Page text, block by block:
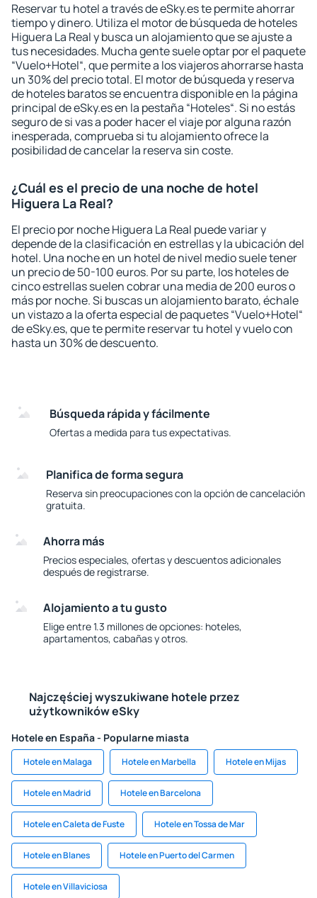
Reservar tu hotel a través de eSky.es te permite ahorrar
tiempo y dinero. Utiliza el motor de búsqueda de hoteles
Higuera La Real y busca un alojamiento que se ajuste a
tus necesidades. Mucha gente suele optar por el paquete
“Vuelo+Hotel“, que permite a los viajeros ahorrarse hasta
un 30% del precio total. El motor de búsqueda y reserva
de hoteles baratos se encuentra disponible en la página
principal de eSky.es en la pestaña “Hoteles“. Si no estás
seguro de si vas a poder hacer el viaje por alguna razón
inesperada, comprueba si tu alojamiento ofrece la
posibilidad de cancelar la reserva sin coste.
¿Cuál es el precio de una noche de hotel
Higuera La Real?
El precio por noche Higuera La Real puede variar y
depende de la clasificación en estrellas y la ubicación del
hotel. Una noche en un hotel de nivel medio suele tener
un precio de 50-100 euros. Por su parte, los hoteles de
cinco estrellas suelen cobrar una media de 200 euros o
más por noche. Si buscas un alojamiento barato, échale
un vistazo a la oferta especial de paquetes “Vuelo+Hotel“
de eSky.es, que te permite reservar tu hotel y vuelo con
hasta un 30% de descuento.
Búsqueda rápida y fácilmente
Ofertas a medida para tus expectativas.
Planifica de forma segura
Reserva sin preocupaciones con la opción de cancelación
gratuita.
Ahorra más
Precios especiales, ofertas y descuentos adicionales
después de registrarse.
Alojamiento a tu gusto
Elige entre 1.3 millones de opciones: hoteles,
apartamentos, cabañas y otros.
Najczęściej wyszukiwane hotele przez
użytkowników eSky
Hotele en España - Popularne miasta
Hotele en Malaga Hotele en Marbella Hotele en Mijas
Hotele en Madrid Hotele en Barcelona
Hotele en Caleta de Fuste Hotele en Tossa de Mar
Hotele en Blanes Hotele en Puerto del Carmen
Hotele en Villaviciosa